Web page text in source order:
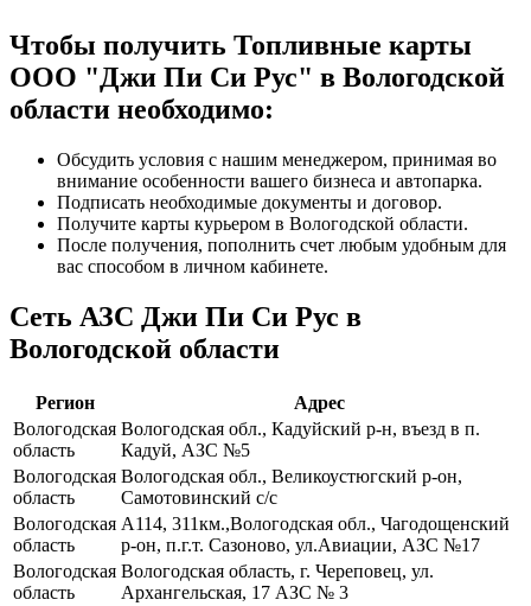
Чтобы получить Топливные карты
ООО "Джи Пи Си Рус" в Вологодской
области необходимо:
Обсудить условия с нашим менеджером, принимая во
внимание особенности вашего бизнеса и автопарка.
Подписать необходимые документы и договор.
Получите карты курьером в Вологодской области.
После получения, пополнить счет любым удобным для
вас способом в личном кабинете.
Сеть АЗС Джи Пи Си Рус в
Вологодской области
Регион
Адрес
Вологодская
область
Вологодская обл., Кадуйский р-н, въезд в п.
Кадуй, АЗС №5
Вологодская
область
Вологодская обл., Великоустюгский р-он,
Самотовинский с/с
Вологодская
область
А114, 311км.,Вологодская обл., Чагодощенский
р-он, п.г.т. Сазоново, ул.Авиации, АЗС №17
Вологодская
область
Вологодская область, г. Череповец, ул.
Архангельская, 17 АЗС № 3